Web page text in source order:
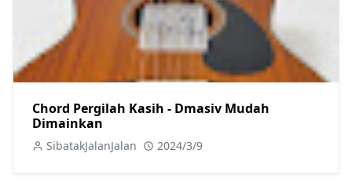
Chord Pergilah Kasih - Dmasiv Mudah
Dimainkan
SibatakJalanJalan 2024/3/9